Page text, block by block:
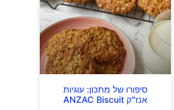
סיפורו של מתכון: עוגיות
אנז"ק ANZAC Biscuit